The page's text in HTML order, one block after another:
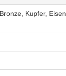
Kupfer, Eisen,